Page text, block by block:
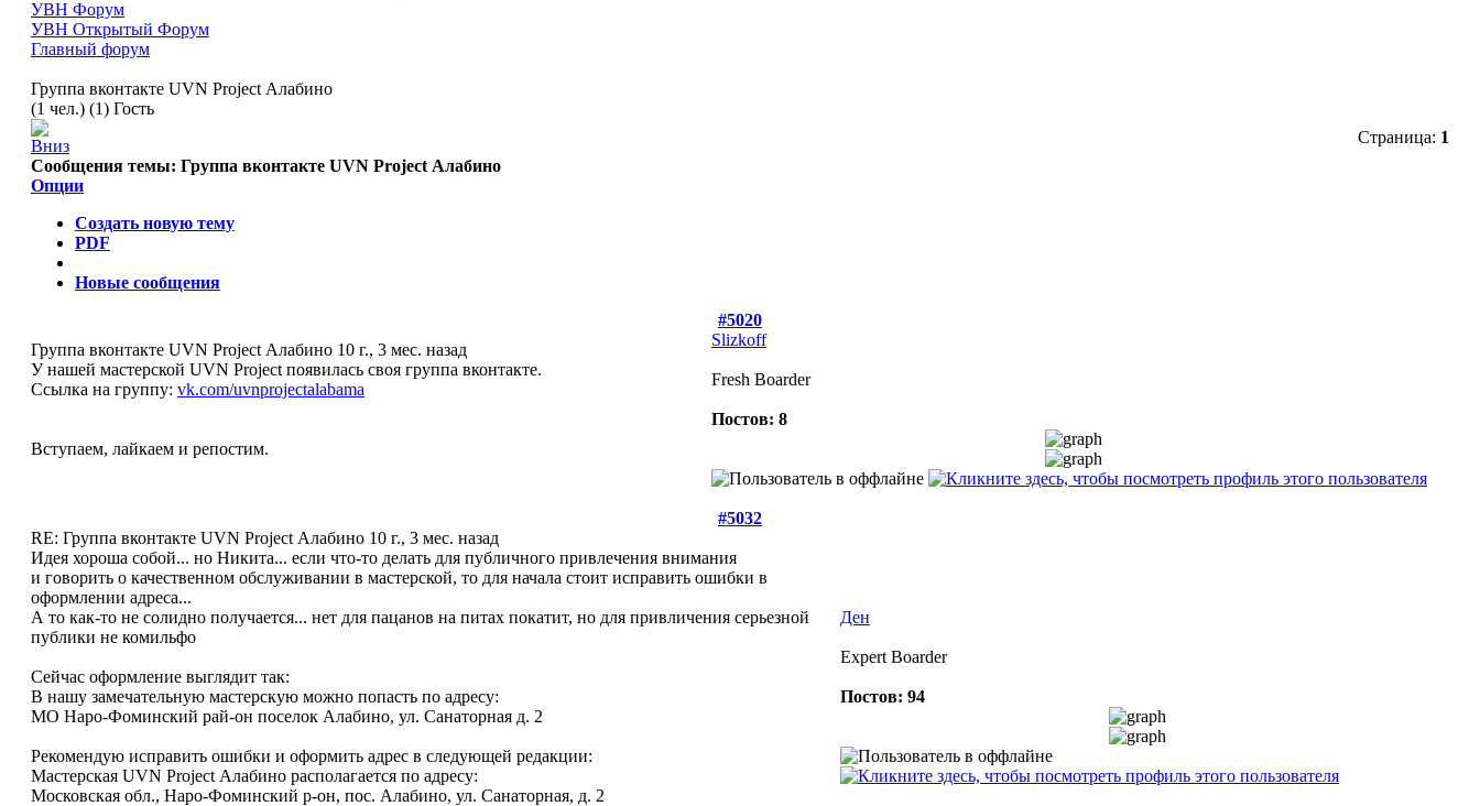
УВН Форум
УВН Открытый Форум
Главный форум
Группа вконтакте UVN Project Алабино
(1 чел.) (1) Гость
Страница: 1
Сообщения темы: Группа вконтакте UVN Project Алабино
Опции
Создать новую тему
PDF
Новые сообщения
#5020
Группа вконтакте UVN Project Алабино 10 г., 3 мес. назад
У нашей мастерской UVN Project появилась своя группа вконтакте.
Ссылка на группу: vk.com/uvnprojectalabama
Вступаем, лайкаем и репостим.
Slizkoff
Fresh Boarder
Постов: 8
#5032
RE: Группа вконтакте UVN Project Алабино 10 г., 3 мес. назад
Идея хороша собой... но Никита... если что-то делать для публичного привлечения внимания
и говорить о качественном обслуживании в мастерской, то для начала стоит исправить ошибки в
оформлении адреса...
А то как-то не солидно получается... нет для пацанов на питах покатит, но для привличения серьезной
публики не комильфо
Сейчас оформление выглядит так:
В нашу замечательную мастерскую можно попасть по адресу:
МО Наро-Фоминский рай-он поселок Алабино, ул. Санаторная д. 2
Рекомендую исправить ошибки и оформить адрес в следующей редакции:
Мастерская UVN Project Алабино располагается по адресу:
Московская обл., Наро-Фоминский р-он, пос. Алабино, ул. Санаторная, д. 2
Ден
Expert Boarder
Постов: 94